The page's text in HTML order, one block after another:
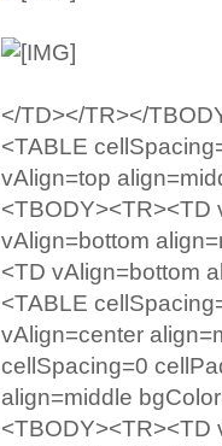
</TD></TR></
<TABLE
vAlign=top
<TBODY><TR><TD
vAlign=bottom
<TD vAlign=bottom
<TABLE
vAlign=center
cellSpacing=0
align=middle
<TBODY><TR><TD